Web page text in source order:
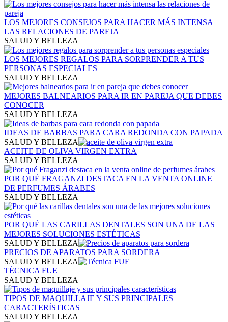
LOS MEJORES CONSEJOS PARA HACER MÁS INTENSA
LAS RELACIONES DE PAREJA
SALUD Y BELLEZA
LOS MEJORES REGALOS PARA SORPRENDER A TUS
PERSONAS ESPECIALES
SALUD Y BELLEZA
MEJORES BALNEARIOS PARA IR EN PAREJA​ QUE DEBES
CONOCER
SALUD Y BELLEZA
IDEAS DE BARBAS PARA CARA REDONDA CON PAPADA
SALUD Y BELLEZA
ACEITE DE OLIVA VIRGEN EXTRA
SALUD Y BELLEZA
POR QUÉ FRAGANZI DESTACA EN LA VENTA ONLINE
DE PERFUMES ÁRABES
SALUD Y BELLEZA
POR QUÉ LAS CARILLAS DENTALES SON UNA DE LAS
MEJORES SOLUCIONES ESTÉTICAS
SALUD Y BELLEZA
PRECIOS DE APARATOS PARA SORDERA
SALUD Y BELLEZA
TÉCNICA FUE
SALUD Y BELLEZA
TIPOS DE MAQUILLAJE Y SUS PRINCIPALES
CARACTERÍSTICAS
SALUD Y BELLEZA